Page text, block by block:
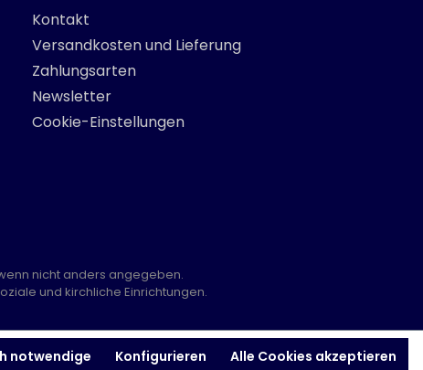
Kontakt
Versandkosten und Lieferung
Zahlungsarten
Newsletter
Cookie-Einstellungen
nicht anders angegeben.
und kirchliche Einrichtungen.
notwendige Konfigurieren Alle Cookies akzeptieren